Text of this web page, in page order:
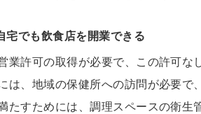
宅でも飲食店を開業できる
業許可の取得が必要で、この許可な
は、地域の保健所への訪問が必要で
たすためには、調理スペースの衛生